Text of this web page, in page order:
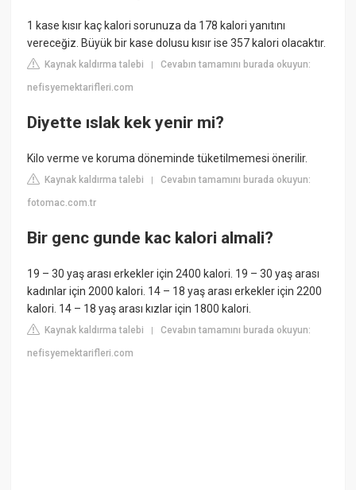
1 kase kısır kaç kalori sorunuza da 178 kalori yanıtını
vereceğiz. Büyük bir kase dolusu kısır ise 357 kalori olacaktır.
Kaynak kaldırma talebi |Cevabın tamamını burada okuyun:
nefisyemektarifleri.com
Diyette ıslak kek yenir mi?
Kilo verme ve koruma döneminde tüketilmemesi önerilir.
Kaynak kaldırma talebi |Cevabın tamamını burada okuyun:
fotomac.com.tr
Bir genc gunde kac kalori almali?
19 – 30 yaş arası erkekler için 2400 kalori. 19 – 30 yaş arası
kadınlar için 2000 kalori. 14 – 18 yaş arası erkekler için 2200
kalori. 14 – 18 yaş arası kızlar için 1800 kalori.
Kaynak kaldırma talebi |Cevabın tamamını burada okuyun:
nefisyemektarifleri.com